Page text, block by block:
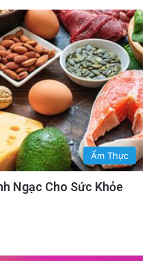
Ẩm Thực
Ngạc Cho Sức Khỏe